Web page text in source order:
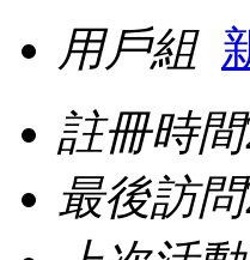
用戶組
註冊時間
最後訪問